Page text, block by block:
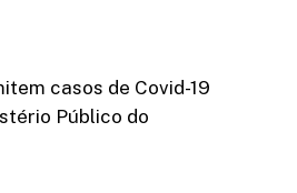
casos de Covid-19
Público do